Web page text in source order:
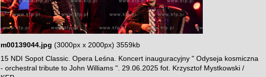
m00139044.jpg (3000px x 2000px) 3559kb
15 NDI Sopot Classic. Opera Leśna. Koncert inauguracyjny " Odyseja kosmiczna
- orchestral tribute to John Williams ". 29.06.2025 fot. Krzysztof Mystkowski /